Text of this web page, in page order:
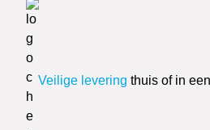
Veilige levering thuis of in